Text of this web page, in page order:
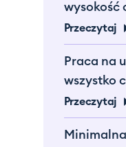
wysokość
Przeczytaj
Praca na
wszystko
Przeczytaj